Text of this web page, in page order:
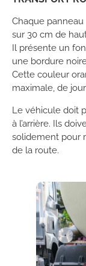
Chaque
sur 30 cm de
Il présente un
une bordure
Cette couleur
maximale, de
Le véhicule doit
à l’arrière. Ils
solidement pour
de la route.